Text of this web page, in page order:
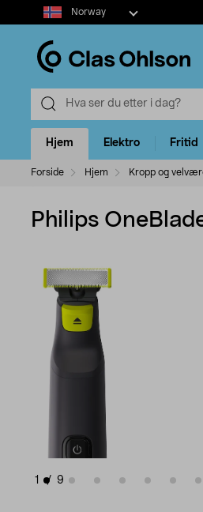
Select
market
Norway
Hjem Elektro Fritid
Forside Hjem Kropp og
Philips
1 / 9